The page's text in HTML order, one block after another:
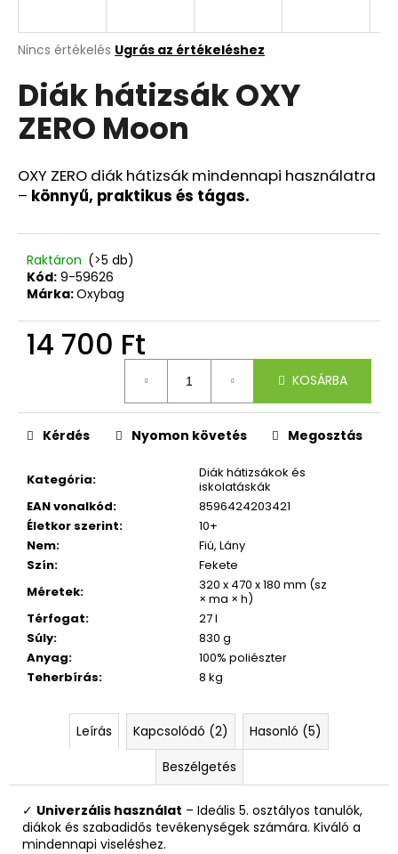
A
átlagos
értékelése
5-
ből
csillag.
Nincs értékelés Ugrás az értékeléshez
Diák hátizsák OXY
ZERO Moon
OXY ZERO diák hátizsák mindennapi használatra
– könnyű, praktikus és tágas.
Raktáron (>5 db)
Kód: 9-59626
Márka:Oxybag
14 700 Ft
KOSÁRBA
Kategória:
Diák hátizsákok és
iskolatáskák
EAN vonalkód:
8596424203421
Életkor szerint:
10+
Nem:
Fiú, Lány
Szín:
Fekete
Méretek:
320 x 470 x 180 mm (sz
× ma × h)
Térfogat:
27 l
Súly:
830 g
Anyag:
100% poliészter
Teherbírás: 8 kg
Kérdés Nyomon követés Megosztás
Leírás Kapcsolódó (2)
Hasonló (5)
Beszélgetés
✓ Univerzális használat – Ideális 5. osztályos tanulók,
diákok és szabadidős tevékenységek számára. Kiváló a
mindennapi viseléshez.
A
á
n
l
u
k
OXY
CLICK
500
ML
LÓ
ROMANTICUS
HORSE
Ft
Korábbi:
Ft